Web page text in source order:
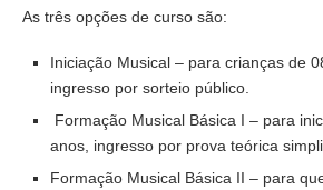
As três opções de curso são:
Iniciação Musical – para crianças de
ingresso por sorteio público.
Formação Musical Básica I – para
anos, ingresso por prova teórica
Formação Musical Básica II – para